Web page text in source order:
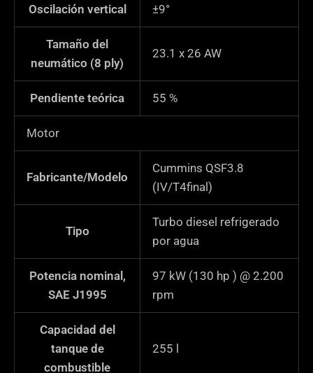
Oscilación vertical ±9°
Tamaño del
neumático (8 ply)
23.1 x 26 AW
Pendiente teórica 55 %
Motor
Fabricante/Modelo
Cummins QSF3.8
(IV/T4final)
Tipo
Turbo diesel refrigerado
por agua
Potencia nominal,
SAE J1995
97 kW (130 hp ) @ 2.200
rpm
Capacidad del
tanque de
combustible
255